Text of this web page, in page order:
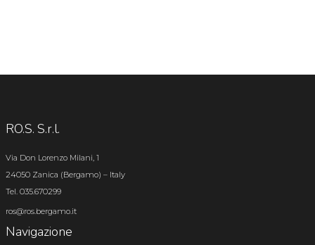
RO.S. S.r.l.
Via Don Lorenzo Milani, 1
24050 Zanica (Bergamo) – Italy
Tel. 035.670299
ros@ros.bergamo.it
Navigazione